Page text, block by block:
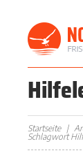
Startseite
Schlagwort